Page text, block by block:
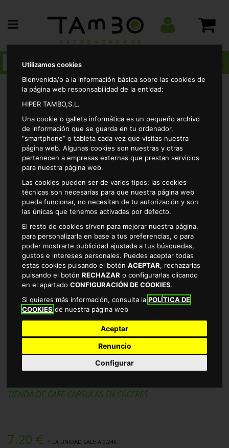
Utilizamos cookies
Bienvenida/o a la información básica sobre las cookies de
la página web responsabilidad de la entidad:
HIPER TAMBO,S.L.
Una cookie o galleta informática es un pequeño archivo
de información que se guarda en tu ordenador,
“smartphone” o tableta cada vez que visitas nuestra
página web. Algunas cookies son nuestras y otras
pertenecen a empresas externas que prestan servicios
para nuestra página web.
Las cookies pueden ser de varios tipos: las cookies
técnicas son necesarias para que nuestra página web
pueda funcionar, no necesitan de tu autorización y son
las únicas que tenemos activadas por defecto.
El resto de cookies sirven para mejorar nuestra página,
para personalizarla en base a tus preferencias, o para
poder mostrarte publicidad ajustada a tus búsquedas,
gustos e intereses personales. Puedes aceptar todas
estas cookies pulsando el botónACEPTAR, rechazarlas
pulsando el botónRECHAZAR o configurarlas clicando
en el apartadoCONFIGURACIÓN DE COOKIES.
Si quieres más información, consulta laPOLÍTICA DE
COOKIES de nuestra página web
Aceptar
Renuncio
Configurar
Alimentacion
Capsula d.gusto cortado 30caps
CAPSULA D.GUSTO CORTADO
TIENDA DE CAFE CAPSULAS EN CÁCERES
7.20 € * LA UNIDAD SALE A 0.24€